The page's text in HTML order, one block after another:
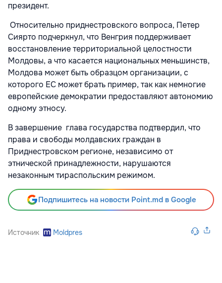
президент.
Относительно приднестровского вопроса, Петер
Сиярто подчеркнул, что Венгрия поддерживает
восстановление территориальной целостности
Молдовы, а что касается национальных меньшинств,
Молдова может быть образцом организации, с
которого ЕС может брать пример, так как немногие
европейские демократии предоставляют автономию
одному этносу.
В завершение глава государства подтвердил, что
права и свободы молдавских граждан в
Приднестровском регионе, независимо от
этнической принадлежности, нарушаются
незаконным тираспольским режимом.
Подпишитесь на новости Point.md в Google
Источник Moldpres